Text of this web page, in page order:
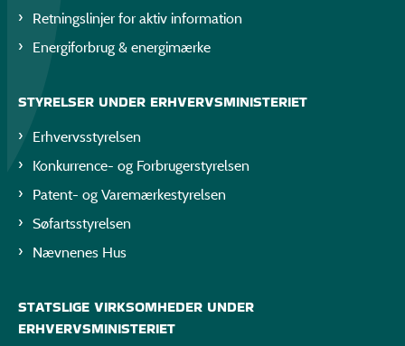
Retningslinjer for aktiv information
Energiforbrug & energimærke
STYRELSER UNDER ERHVERVSMINISTERIET
Erhvervsstyrelsen
Konkurrence- og Forbrugerstyrelsen
Patent- og Varemærkestyrelsen
Søfartsstyrelsen
Nævnenes Hus
STATSLIGE VIRKSOMHEDER UNDER
ERHVERVSMINISTERIET